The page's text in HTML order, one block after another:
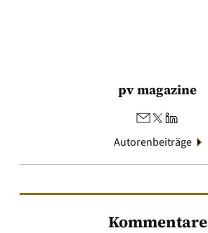
pv magazine
Autorenbeiträge
Kommentare